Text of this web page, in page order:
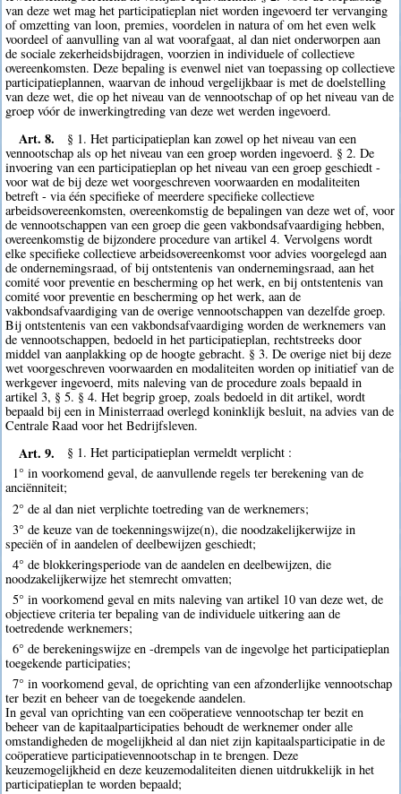
van deze wet mag het participatieplan niet worden ingevoerd ter vervanging
of omzetting van loon, premies, voordelen in natura of om het even welk
voordeel of aanvulling van al wat voorafgaat, al dan niet onderworpen aan
de sociale zekerheidsbijdragen, voorzien in individuele of collectieve
overeenkomsten. Deze bepaling is evenwel niet van toepassing op collectieve
participatieplannen, waarvan de inhoud vergelijkbaar is met de doelstelling
van deze wet, die op het niveau van de vennootschap of op het niveau van de
groep vóór de inwerkingtreding van deze wet werden ingevoerd.
Art. 8.
§ 1. Het participatieplan kan zowel op het niveau van een
vennootschap als op het niveau van een groep worden ingevoerd. § 2. De
invoering van een participatieplan op het niveau van een groep geschiedt -
voor wat de bij deze wet voorgeschreven voorwaarden en modaliteiten
betreft - via één specifieke of meerdere specifieke collectieve
arbeidsovereenkomsten, overeenkomstig de bepalingen van deze wet of, voor
de vennootschappen van een groep die geen vakbondsafvaardiging hebben,
overeenkomstig de bijzondere procedure van artikel 4. Vervolgens wordt
elke specifieke collectieve arbeidsovereenkomst voor advies voorgelegd aan
de ondernemingsraad, of bij ontstentenis van ondernemingsraad, aan het
comité voor preventie en bescherming op het werk, en bij ontstentenis van
comité voor preventie en bescherming op het werk, aan de
vakbondsafvaardiging van de overige vennootschappen van dezelfde groep.
Bij ontstentenis van een vakbondsafvaardiging worden de werknemers van
de vennootschappen, bedoeld in het participatieplan, rechtstreeks door
middel van aanplakking op de hoogte gebracht. § 3. De overige niet bij deze
wet voorgeschreven voorwaarden en modaliteiten worden op initiatief van de
werkgever ingevoerd, mits naleving van de procedure zoals bepaald in
artikel 3, § 5. § 4. Het begrip groep, zoals bedoeld in dit artikel, wordt
bepaald bij een in Ministerraad overlegd koninklijk besluit, na advies van de
Centrale Raad voor het Bedrijfsleven.
Art. 9.
§ 1. Het participatieplan vermeldt verplicht :
1° in voorkomend geval, de aanvullende regels ter berekening van de
anciënniteit;
2° de al dan niet verplichte toetreding van de werknemers;
3° de keuze van de toekenningswijze(n), die noodzakelijkerwijze in
speciën of in aandelen of deelbewijzen geschiedt;
4° de blokkeringsperiode van de aandelen en deelbewijzen, die
noodzakelijkerwijze het stemrecht omvatten;
5° in voorkomend geval en mits naleving van artikel 10 van deze wet, de
objectieve criteria ter bepaling van de individuele uitkering aan de
toetredende werknemers;
6° de berekeningswijze en -drempels van de ingevolge het participatieplan
toegekende participaties;
7° in voorkomend geval, de oprichting van een afzonderlijke vennootschap
ter bezit en beheer van de toegekende aandelen.
In geval van oprichting van een coöperatieve vennootschap ter bezit en
beheer van de kapitaalparticipaties behoudt de werknemer onder alle
omstandigheden de mogelijkheid al dan niet zijn kapitaalsparticipatie in de
coöperatieve participatievennootschap in te brengen. Deze
keuzemogelijkheid en deze keuzemodaliteiten dienen uitdrukkelijk in het
participatieplan te worden bepaald;